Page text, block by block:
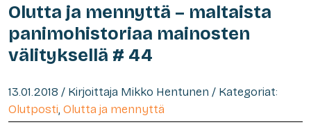
Olutta ja mennyttä – maltaista
panimohistoriaa mainosten
välityksellä # 44
13.01.2018 / Kirjoittaja Mikko Hentunen / Kategoriat:
Olutposti, Olutta ja mennyttä